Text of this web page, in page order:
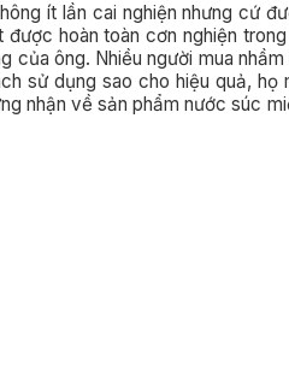
ít lần cai nghiện nhưng cứ
hoàn toàn cơn nghiện
ông. Nhiều người mua
sử dụng sao cho hiệu quả,
nhận về sản phẩm nước súc